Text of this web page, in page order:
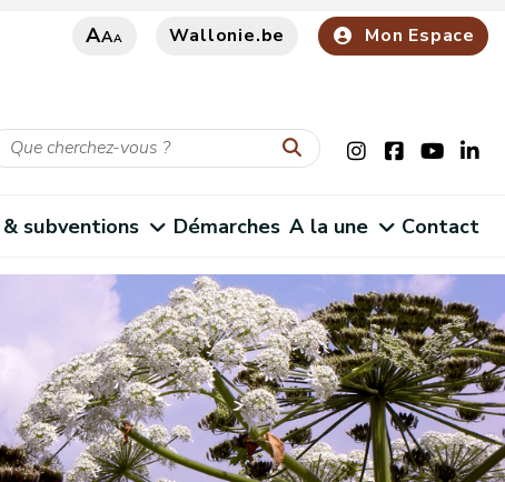
AAA Wallonie.be Mon Espace
subventions Démarches A la une Contact